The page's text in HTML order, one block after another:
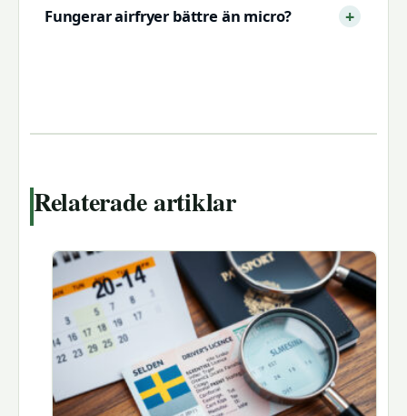
Fungerar airfryer bättre än micro?
Relaterade artiklar